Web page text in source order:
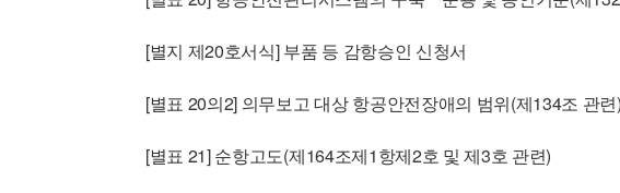
[별지 제20호서식] 부품 등 감항승인 신청서
[별표 20의2] 의무보고 대상 항공안전장애의 범위(제134조 관
[별표 21] 순항고도(제164조제1항제2호 및 제3호 관련)